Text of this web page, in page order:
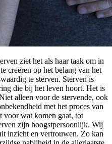
ziet het als haar taak om in
creëren op het belang van het
te sterven. Sterven is
die bij het leven hoort. Het is
alleen voor de stervende, ook
met het proces van
voor wat komen gaat, tot
zijn hoogstpersoonlijk. Wij
inzicht en vertrouwen. Zo kan